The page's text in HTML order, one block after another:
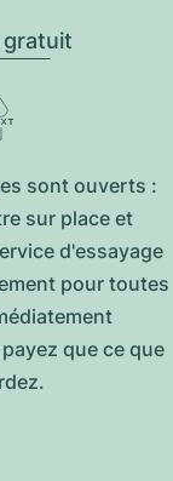
gratuit
sont ouverts :
sur place et
d'essayage
pour toutes
que ce que